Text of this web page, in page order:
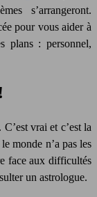
s’arrangeront.
pour vous aider à
plans : personnel,
vrai et c’est la
monde n’a pas les
face aux difficultés
un astrologue.